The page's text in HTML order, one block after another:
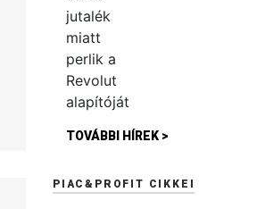
TOVÁBBI HÍREK >
PIAC&PROFIT CIKKEI